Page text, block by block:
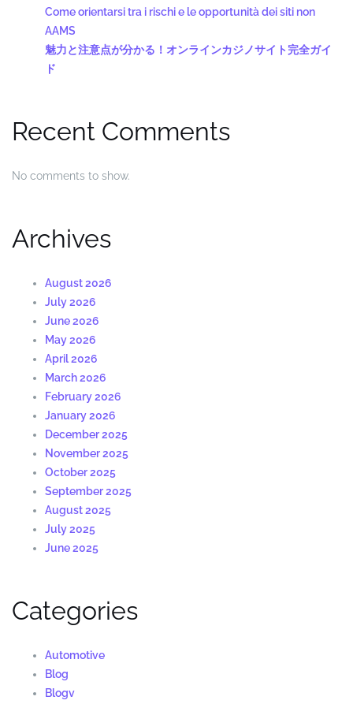
Come orientarsi tra i rischi e le opportunità dei siti non
AAMS
魅力と注意点が分かる！オンラインカジノサイト完全ガイ
ド
Recent Comments
No comments to show.
Archives
August 2026
July 2026
June 2026
May 2026
April 2026
March 2026
February 2026
January 2026
December 2025
November 2025
October 2025
September 2025
August 2025
July 2025
June 2025
Categories
Automotive
Blog
Blogv